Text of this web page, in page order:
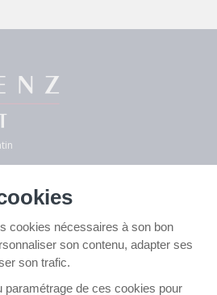
de l’audit
un conseil...
cookies nécessaires à son bon
son contenu, adapter ses
son trafic.
paramétrage de ces cookies pour